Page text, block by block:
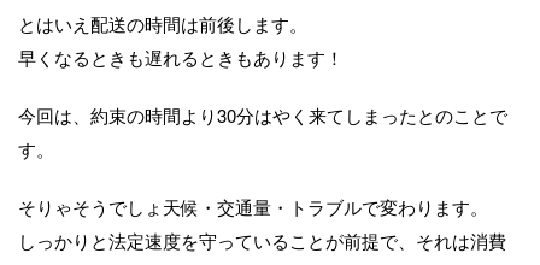
とはいえ配送の時間は前後します。
早くなるときも遅れるときもあります！
今回は、約束の時間より30分はやく来てしまったとのことで
す。
そりゃそうでしょ天候・交通量・トラブルで変わります。
しっかりと法定速度を守っていることが前提で、それは消費